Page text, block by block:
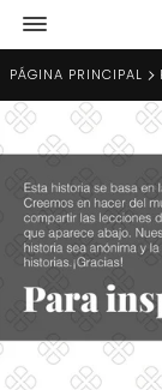
PÁGINA PRINCIPAL